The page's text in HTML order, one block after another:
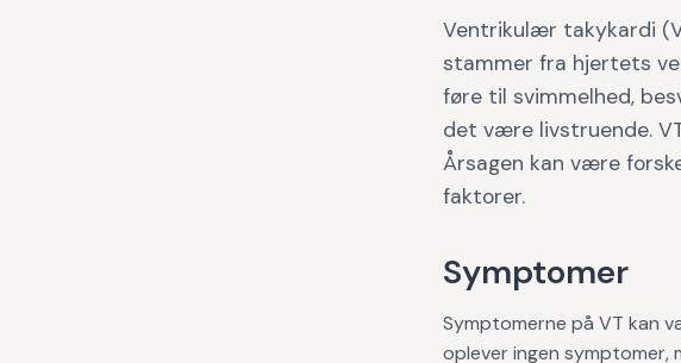
Ventrikulær takykardi
stammer fra hjertets
føre til svimmelhed,
det være livstruende.
Årsagen kan være
faktorer.
Symptomer
Symptomerne på VT kan
oplever ingen symptomer,